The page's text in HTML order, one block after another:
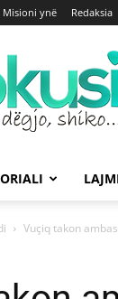
Misioni ynë Redaksia
Vuçiq takon